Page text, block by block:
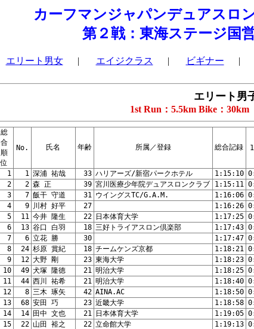
カーフマンジャパンデュアスロ
第２戦：東海ステージ国
エリート男女 | エイジクラス | ビギナー |
エリート男
1st Run：5.5km Bike：
総
合
順
位
No. 氏名 年齢 所属／登録 総合記録
1 1 深浦 祐哉 33 ハリアーズ/新宿パークホテル 1:15:10
2
2 森 正 39 宮川医療少年院デュアスロンクラブ 1:15:11
3
7 飯干 守道 31 ウイングスTC/G.A.M. 1:16:06
4
9 川村 好平 27 1:16:26
5
11 今井 隆生 22 日本体育大学 1:17:25
6
13 谷口 白羽 18 三好トライアスロン倶楽部 1:17:43
7
6 立花 勝 30 1:17:47
8
24 杉原 賞紀 18 チームケンズ京都 1:18:21
9
12 大野 剛 23 東海大学 1:18:23
10
49 犬塚 隆徳 21 明治大学 1:18:25
11
44 西川 祐希 21 明治大学 1:18:40
12
8 三木 琢矢 42 AINA.AC 1:18:50
13
68 安田 巧 23 近畿大学 1:18:58
14
14 田中 文也 21 日本体育大学 1:19:05
15
22 山田 裕之 22 立命館大学 1:19:13